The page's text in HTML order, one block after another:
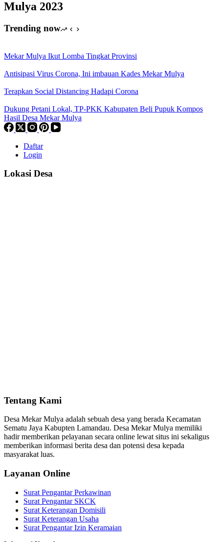
Mulya 2023
Trending now
Mekar Mulya Ikut Lomba Tingkat Provinsi
Antisipasi Virus Corona, Ini imbauan Kades Mekar Mulya
Terapkan Social Distancing Hadapi Corona
Dukung Petani Lokal, TP-PKK Kabupaten Beli Pupuk Kompos
Hasil Desa Mekar Mulya
Daftar
Login
Lokasi Desa
Tentang Kami
Desa Mekar Mulya adalah sebuah desa yang berada Kecamatan
Sematu Jaya Kabupten Lamandau. Desa Mekar Mulya memiliki
hadir memberikan pelayanan secara online lewat situs ini sekaligus
memberikan informasi berita desa dan potensi desa kepada
masyarakat luas.
Layanan Online
Surat Pengantar Perkawinan
Surat Pengantar SKCK
Surat Keterangan Domisili
Surat Keterangan Usaha
Surat Pengantar Izin Keramaian